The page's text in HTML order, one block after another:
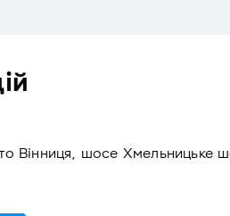
Вінниця, шосе Хмельницьке